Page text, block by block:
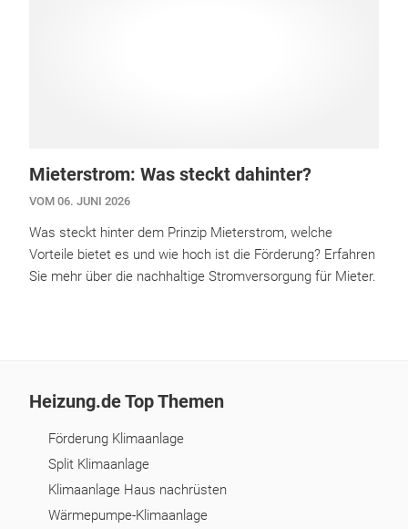
Mieterstrom: Was steckt dahinter?
VOM 06. JUNI 2026
Was steckt hinter dem Prinzip Mieterstrom, welche
Vorteile bietet es und wie hoch ist die Förderung? Erfahren
Sie mehr über die nachhaltige Stromversorgung für Mieter.
Heizung.de Top Themen
Förderung Klimaanlage
Split Klimaanlage
Klimaanlage Haus nachrüsten
Wärmepumpe-Klimaanlage